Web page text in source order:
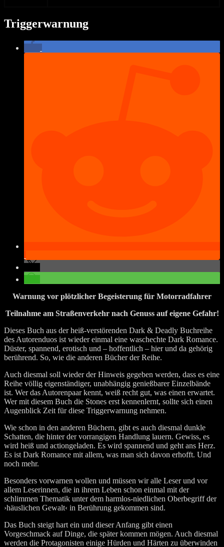
Triggerwarnung
Warnung vor plötzlicher Begeisterung für Motorradfahrer
Teilnahme am Straßenverkehr nach Genuss auf eigene Gefahr!
Dieses Buch aus der heiß-verstörenden Dark & Deadly Buchreihe
des Autorenduos ist wieder einmal eine waschechte Dark Romance.
Düster, spannend, erotisch und – hoffentlich – hier und da gehörig
berührend. So, wie die anderen Bücher der Reihe.
Auch diesmal soll wieder der Hinweis gegeben werden, dass es eine
Reihe völlig eigenständiger, unabhängig genießbarer Einzelbände
ist. Wer das Autorenpaar kennt, weiß recht gut, was einen erwartet.
Wer mit diesem Buch die Stones erst kennenlernt, sollte sich einen
Augenblick Zeit für diese Triggerwarnung nehmen.
Wie schon in den anderen Büchern, gibt es auch diesmal dunkle
Schatten, die hinter der vorrangigen Handlung lauern. Gewiss, es
wird heiß und actiongeladen. Es wird spannend und geht ans Herz.
Es ist Dark Romance mit allem, was man sich davon erhofft. Und
noch mehr.
Besonders vorwarnen wollen und müssen wir alle Leser und vor
allem Leserinnen, die in ihrem Leben schon einmal mit der
schlimmen Thematik unter dem harmlos-niedlichen Oberbegriff der
›häuslichen Gewalt‹ in Berührung gekommen sind.
Das Buch steigt hart ein und dieser Anfang gibt einen
Vorgeschmack auf Dinge, die später kommen mögen. Auch diesmal
werden die Protagonisten einige Hürden und Härten zu überwinden